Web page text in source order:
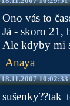
Ono vás to
Já - skoro 21,
Ale kdyby mi
Anaya
18.11.2007 10:02:33